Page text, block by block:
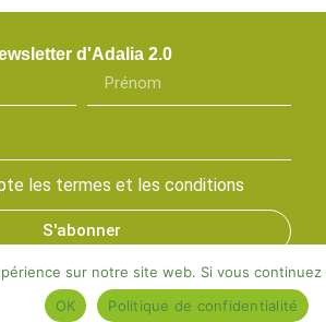
d'Adalia 2.0
les termes et les conditions
S'abonner
sur notre site web. Si vous
OK
Politique de confidentialité